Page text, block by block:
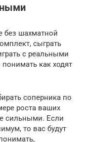
без шахматной
сыграть
с реальными
как ходят
соперника по
роста ваших
сильными. Если
то вас будут